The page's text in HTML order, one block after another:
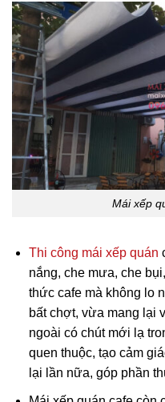
Mái xếp
Thi công mái xếp quán
nắng, che mưa, che
thức cafe mà không lo
bất chợt, vừa mang lại
ngoài có chút mới lạ
quen thuộc, tạo cảm
lại lần nữa, góp phần